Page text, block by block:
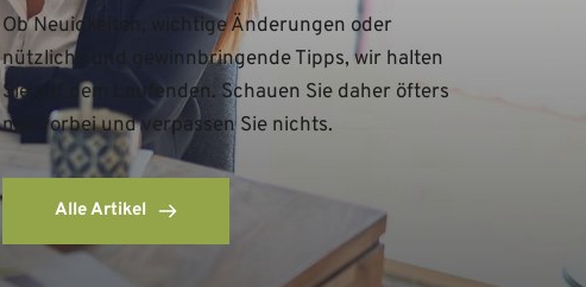
Ob Neuigkeiten, wichtige Änderungen oder
nützliche und gewinnbringende Tipps, wir halten
Sie auf dem Laufenden. Schauen Sie daher öfters
mal vorbei und verpassen Sie nichts.
Alle Artikel